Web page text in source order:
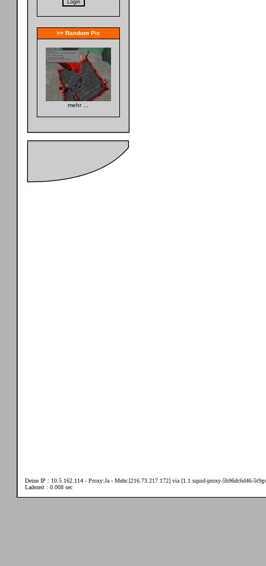
>> Random Pic
mehr ...
Deine IP : 10.5.162.114 - Proxy:Ja - Mehr:[216.73.217.172] via [1.1 squid-proxy-5b96dc6d46-
Ladezeit : 0.008 sec